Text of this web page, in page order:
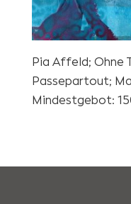
Pia Affeld; Ohne
Passepartout;
Mindestgebot: